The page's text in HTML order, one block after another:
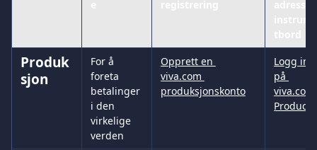
Produk
sjon
For å
foreta
betalinger
i den
virkelige
verden
Opprett en
viva.com
produksjonskonto﻿
Logg
på
viva.com